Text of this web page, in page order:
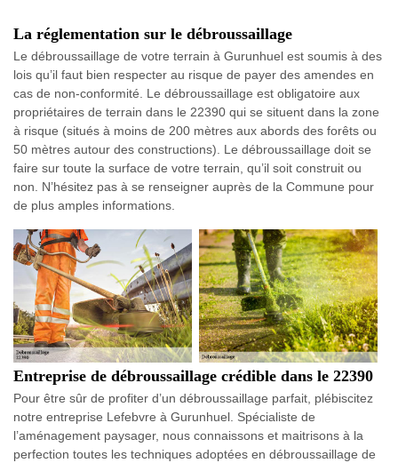
La réglementation sur le débroussaillage
Le débroussaillage de votre terrain à Gurunhuel est soumis à des
lois qu’il faut bien respecter au risque de payer des amendes en
cas de non-conformité. Le débroussaillage est obligatoire aux
propriétaires de terrain dans le 22390 qui se situent dans la zone
à risque (situés à moins de 200 mètres aux abords des forêts ou
50 mètres autour des constructions). Le débroussaillage doit se
faire sur toute la surface de votre terrain, qu’il soit construit ou
non. N’hésitez pas à se renseigner auprès de la Commune pour
de plus amples informations.
Entreprise de débroussaillage crédible dans le 22390
Pour être sûr de profiter d’un débroussaillage parfait, plébiscitez
notre entreprise Lefebvre à Gurunhuel. Spécialiste de
l’aménagement paysager, nous connaissons et maitrisons à la
perfection toutes les techniques adoptées en débroussaillage de